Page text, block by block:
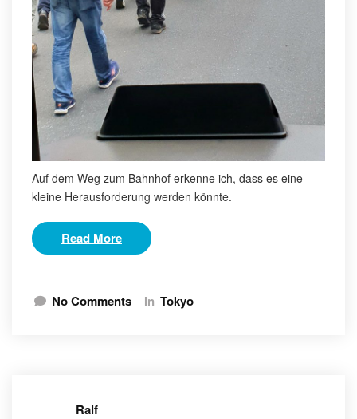
Auf dem Weg zum Bahnhof erkenne ich, dass es eine
kleine Herausforderung werden könnte.
Read More
No Comments In Tokyo
Ralf